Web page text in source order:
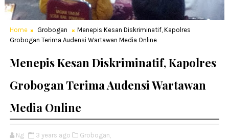
Home Grobogan
Menepis Kesan Diskriminatif, Kapolres
Grobogan Terima Audensi Wartawan Media Online
Menepis Kesan Diskriminatif, Kapolres
Grobogan Terima Audensi Wartawan
Media Online
Ng 3 years ago Grobogan,